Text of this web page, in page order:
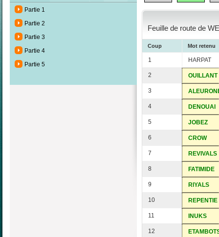
Partie 1
Partie 2
Partie 3
Partie 4
Partie 5
Feuille de route de
Coup Mot retenu
1 HARPAT
2 OUILLANT
3
4 DENOUAI
5 JOBEZ
6 CROW
7 REVIVALS
8 FATIMIDE
9 RIYALS
10 REPENTIE
11 INUKS
12